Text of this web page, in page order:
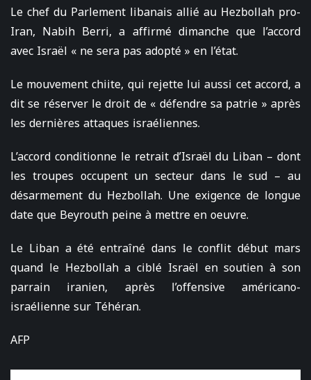
Le chef du Parlement libanais allié au Hezbollah pro-
Iran, Nabih Berri, a affirmé dimanche que l’accord
avec Israël « ne sera pas adopté » en l’état.
Le mouvement chiite, qui rejette lui aussi cet accord, a
dit se réserver le droit de « défendre sa patrie » après
les dernières attaques israéliennes.
L’accord conditionne le retrait d’Israël du Liban – dont
les troupes occupent un secteur dans le sud – au
désarmement du Hezbollah. Une exigence de longue
date que Beyrouth peine à mettre en oeuvre.
Le Liban a été entraîné dans le conflit début mars
quand le Hezbollah a ciblé Israël en soutien à son
parrain iranien, après l’offensive américano-
israélienne sur Téhéran.
AFP